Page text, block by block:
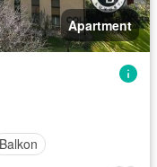
Apartment
Balkon